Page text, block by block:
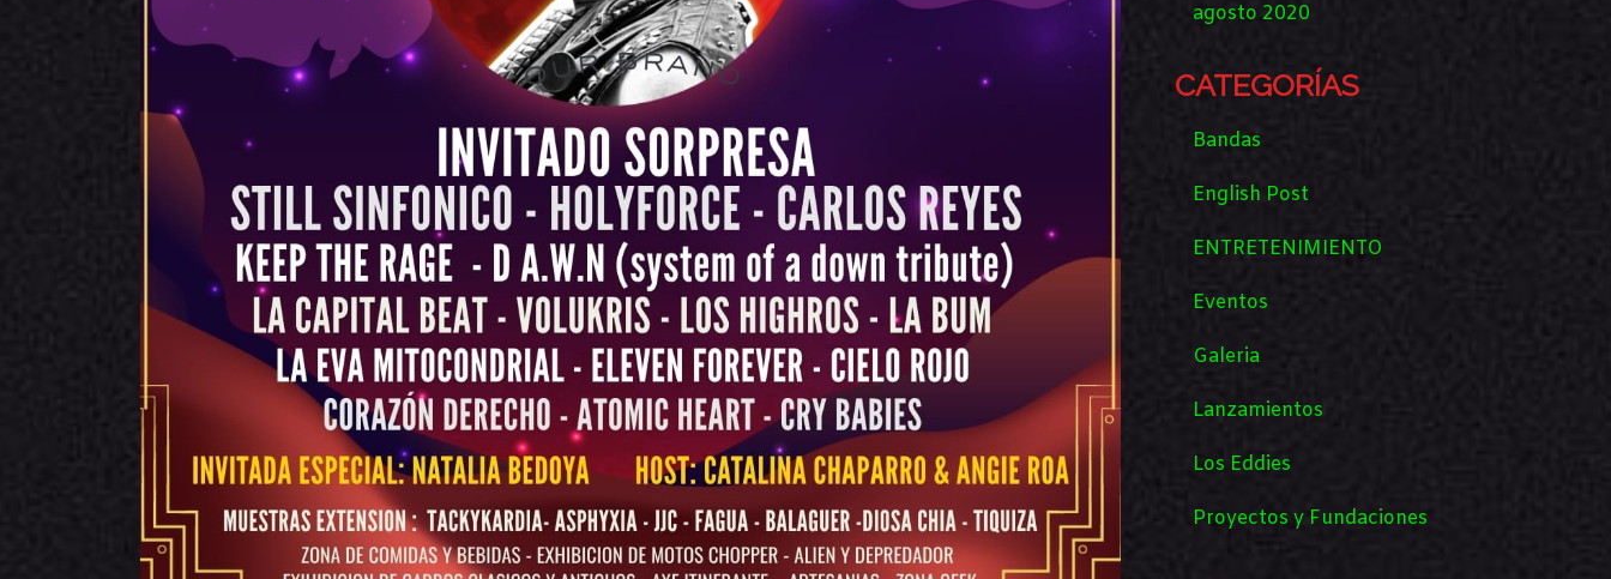
agosto 2020
CATEGORÍAS
Bandas
English Post
ENTRETENIMIENTO
Eventos
Galeria
Lanzamientos
Los Eddies
Proyectos y Fundaciones